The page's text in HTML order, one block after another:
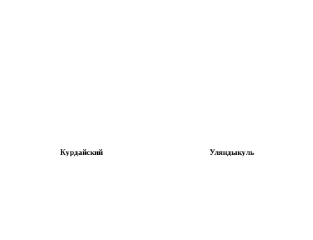
Курдайский Уляндыкуль